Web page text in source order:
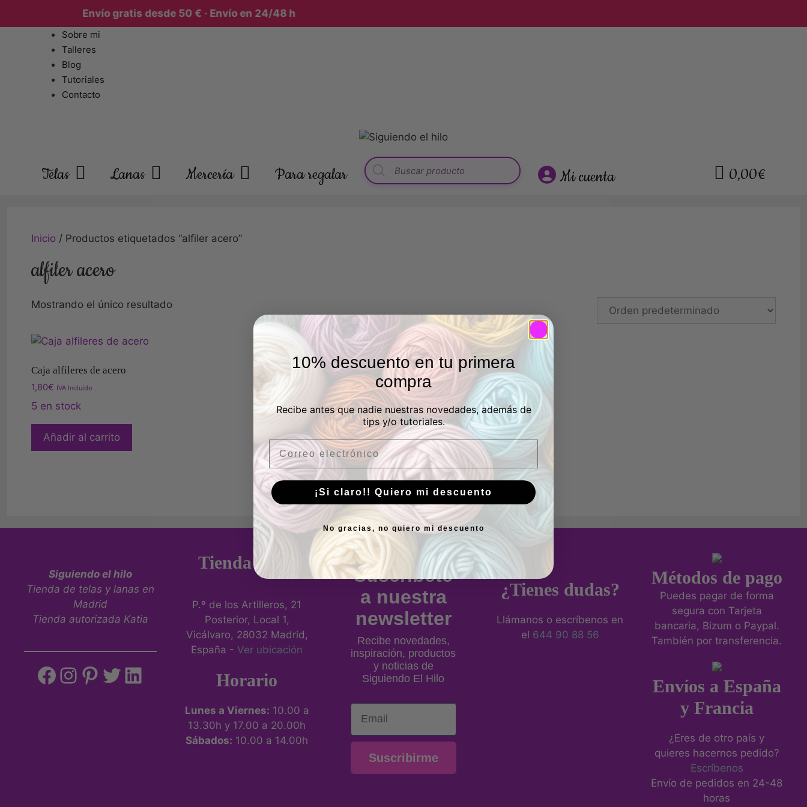
Envío gratis desde 50 € · Envío en 24/48 h
Sobre mi
Talleres
Blog
Tutoriales
Contacto
Telas Lanas Mercería Para regalar Mi cuenta 0,00€
Inicio / Productos etiquetados “alfiler acero”
alfiler acero
Mostrando el único resultado
Caja alfileres de acero
1,80€ IVA Incluído
5 en stock
Añadir al carrito
Siguiendo el hilo
Tienda de telas y lanas en
Madrid
Tienda autorizada Katia
Tienda física
P.º de los Artilleros, 21
Posterior, Local 1,
Vicálvaro, 28032 Madrid,
España - Ver ubicación
Horario
Lunes a Viernes: 10.00 a
13.30h y 17.00 a 20.00h
Sábados: 10.00 a 14.00h
Suscríbete
a nuestra
newsletter
Recibe novedades,
inspiración, productos
y noticias de
Siguiendo El Hilo
Email
Suscribirme
¿Tienes dudas?
Llámanos o escríbenos en
el 644 90 88 56
Métodos de pago
Puedes pagar de forma
segura con Tarjeta
bancaria, Bizum o Paypal.
También por transferencia.
Envíos a España
y Francia
¿Eres de otro país y
quieres hacernos pedido?
Escríbenos
Envío de pedidos en 24-48
horas
10% descuento en tu primera
compra
Recibe antes que nadie nuestras novedades, además de
tips y/o tutoriales.
Email
¡Si claro!! Quiero mi descuento
No gracias, no quiero mi descuento